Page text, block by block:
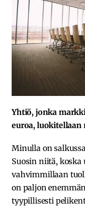
Yhtiö, jonka
euroa, luokitellaan
Minulla on
Suosin niitä,
vahvimmillaan
on paljon
tyypillisesti